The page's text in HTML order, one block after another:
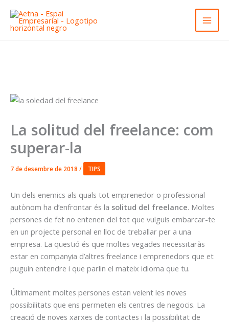
contingut
La solitud del freelance: com
superar-la
7 de desembre de 2018 / TIPS
Un dels enemics als quals tot emprenedor o professional
autònom ha d’enfrontar és la solitud del freelance. Moltes
persones de fet no entenen del tot que vulguis embarcar-te
en un projecte personal en lloc de treballar per a una
empresa. La qüestió és que moltes vegades necessitaràs
estar en companyia d’altres freelance i emprenedors que et
puguin entendre i que parlin el mateix idioma que tu.
Últimament moltes persones estan veient les noves
possibilitats que ens permeten els centres de negocis. La
creació de noves xarxes de contactes i la possibilitat de